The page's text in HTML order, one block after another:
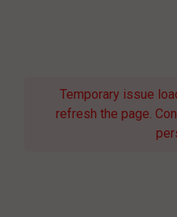
Temporary issue
refresh the page.